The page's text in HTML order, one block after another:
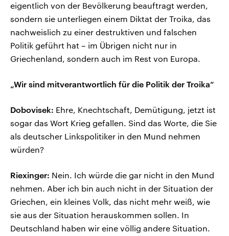
eigentlich von der Bevölkerung beauftragt werden,
sondern sie unterliegen einem Diktat der Troika, das
nachweislich zu einer destruktiven und falschen
Politik geführt hat – im Übrigen nicht nur in
Griechenland, sondern auch im Rest von Europa.
„Wir sind mitverantwortlich für die Politik der Troika“
Dobovisek: Ehre, Knechtschaft, Demütigung, jetzt ist
sogar das Wort Krieg gefallen. Sind das Worte, die Sie
als deutscher Linkspolitiker in den Mund nehmen
würden?
Riexinger: Nein. Ich würde die gar nicht in den Mund
nehmen. Aber ich bin auch nicht in der Situation der
Griechen, ein kleines Volk, das nicht mehr weiß, wie
sie aus der Situation herauskommen sollen. In
Deutschland haben wir eine völlig andere Situation.